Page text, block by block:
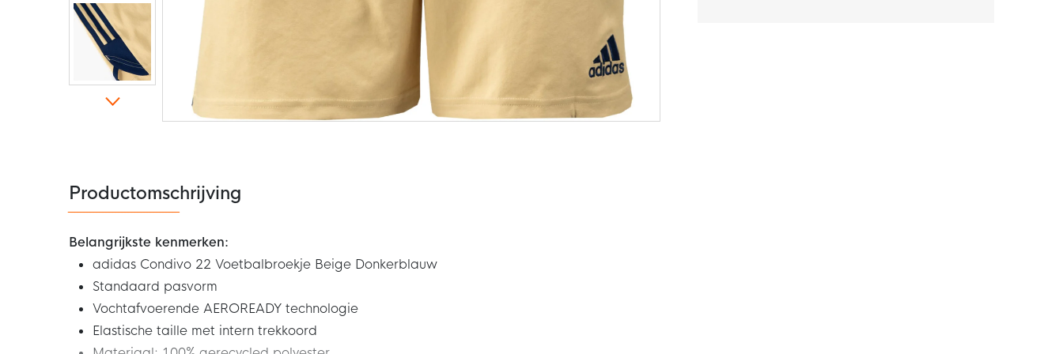
de
afbeeldingen-
gallerij
Productomschrijving
Belangrijkste kenmerken:
adidas Condivo 22 Voetbalbroekje Beige Donkerblauw
Standaard pasvorm
Vochtafvoerende AEROREADY technologie
Elastische taille met intern trekkoord